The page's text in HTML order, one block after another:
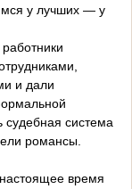
у лучших — у
и дали
судебная система
романсы.
время